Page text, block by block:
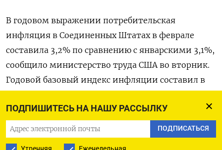
ПОДПИШИТЕСЬ НА НАШУ РАССЫЛКУ
ПОДПИСАТЬСЯ
В годовом выражении потребительская
инфляция в Соединенных Штатах в феврале
составила 3,2% по сравнению с январскими 3,1%,
сообщило министерство труда США во вторник.
Годовой базовый индекс инфляции составил в
месяцем ранее - еще одно напоминание о том,
что борьба ФРС с инфляцией может продлиться
дольше, чем ожидалось. Основной вклад в